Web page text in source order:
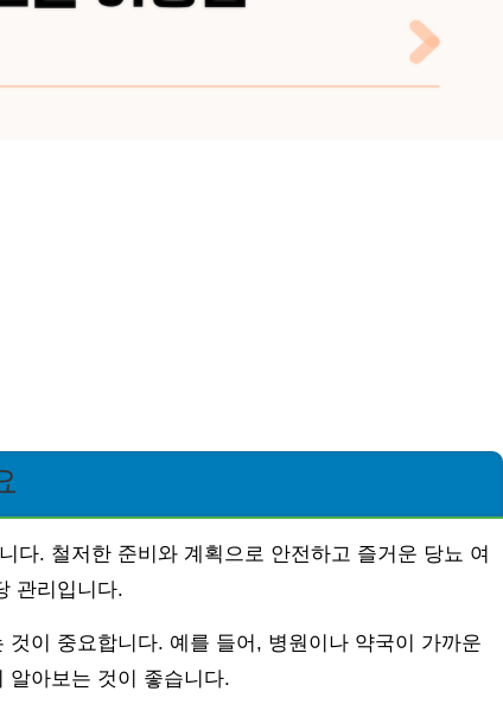
다. 철저한 준비와 계획으로 안전하고 즐거운 당뇨 여
관리입니다.
이 중요합니다. 예를 들어, 병원이나 약국이 가까운
알아보는 것이 좋습니다.